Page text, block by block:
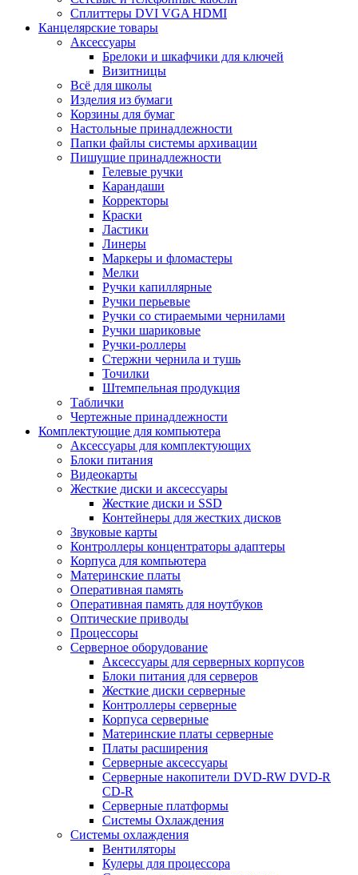
Сплиттеры DVI VGA HDMI
Канцелярские товары
Аксессуары
Брелоки и шкафчики для ключей
Визитницы
Всё для школы
Изделия из бумаги
Корзины для бумаг
Настольные принадлежности
Папки файлы системы архивации
Пишущие принадлежности
Гелевые ручки
Карандаши
Корректоры
Краски
Ластики
Линеры
Маркеры и фломастеры
Мелки
Ручки капиллярные
Ручки перьевые
Ручки со стираемыми чернилами
Ручки шариковые
Ручки-роллеры
Стержни чернила и тушь
Точилки
Штемпельная продукция
Таблички
Чертежные принадлежности
Комплектующие для компьютера
Аксессуары для комплектующих
Блоки питания
Видеокарты
Жесткие диски и аксессуары
Жесткие диски и SSD
Контейнеры для жестких дисков
Звуковые карты
Контроллеры концентраторы адаптеры
Корпуса для компьютера
Материнские платы
Оперативная память
Оперативная память для ноутбуков
Оптические приводы
Процессоры
Серверное оборудование
Аксессуары для серверных корпусов
Блоки питания для серверов
Жесткие диски серверные
Контроллеры серверные
Корпуса серверные
Материнские платы серверные
Платы расширения
Серверные аксессуары
Серверные накопители DVD-RW DVD-R
CD-R
Серверные платформы
Системы Охлаждения
Системы охлаждения
Вентиляторы
Кулеры для процессора